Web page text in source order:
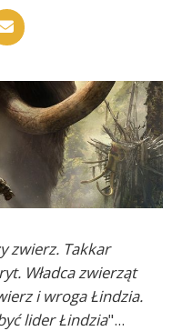
zwierz. Takkar
Władca zwierząt
i wroga Łindzia.
lider Łindzia"...